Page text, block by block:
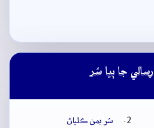
رسالي جا ٻيا سُر
سُر يمن ڪلياڻ